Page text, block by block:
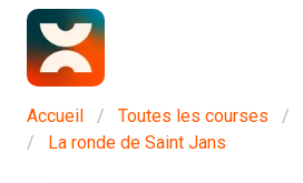
Accueil Toutes les courses
La ronde de Saint Jans